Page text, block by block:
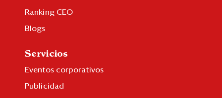
Ranking CEO
Blogs
Servicios
Eventos corporativos
Publicidad